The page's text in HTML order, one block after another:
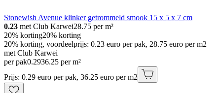
Stonewish Avenue klinker getrommeld smook 15 x 5 x 7 cm
0.23 met Club Karwei28.75 per m²
20% korting20% korting
20% korting, voordeelprijs: 0.23 euro per pak, 28.75 euro per m2
met Club Karwei
per pak0.2936.25 per m²
Prijs: 0.29 euro per pak, 36.25 euro per m2